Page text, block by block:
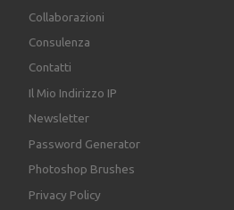
Collaborazioni
Consulenza
Contatti
Il Mio Indirizzo IP
Newsletter
Password Generator
Photoshop Brushes
Privacy Policy